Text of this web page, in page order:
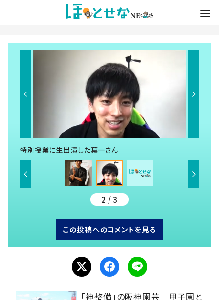
特別授業に生出演した葉一さん
2 / 3
この投稿へのコメントを見る
「神整備」の阪神園芸 甲子園と